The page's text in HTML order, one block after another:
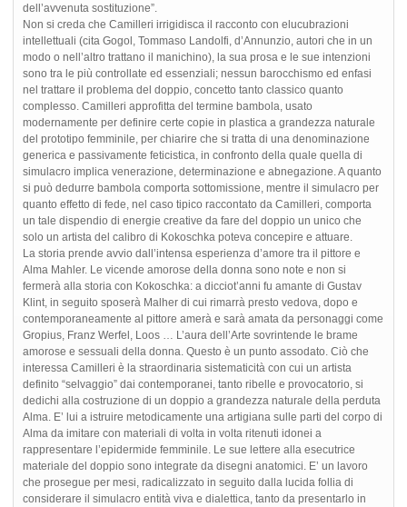
dell’avvenuta sostituzione”.
Non si creda che Camilleri irrigidisca il racconto con elucubrazioni
intellettuali (cita Gogol, Tommaso Landolfi, d’Annunzio, autori che in un
modo o nell’altro trattano il manichino), la sua prosa e le sue intenzioni
sono tra le più controllate ed essenziali; nessun barocchismo ed enfasi
nel trattare il problema del doppio, concetto tanto classico quanto
complesso. Camilleri approfitta del termine bambola, usato
modernamente per definire certe copie in plastica a grandezza naturale
del prototipo femminile, per chiarire che si tratta di una denominazione
generica e passivamente feticistica, in confronto della quale quella di
simulacro implica venerazione, determinazione e abnegazione. A quanto
si può dedurre bambola comporta sottomissione, mentre il simulacro per
quanto effetto di fede, nel caso tipico raccontato da Camilleri, comporta
un tale dispendio di energie creative da fare del doppio un unico che
solo un artista del calibro di Kokoschka poteva concepire e attuare.
La storia prende avvio dall’intensa esperienza d’amore tra il pittore e
Alma Mahler. Le vicende amorose della donna sono note e non si
fermerà alla storia con Kokoschka: a dicciot’anni fu amante di Gustav
Klint, in seguito sposerà Malher di cui rimarrà presto vedova, dopo e
contemporaneamente al pittore amerà e sarà amata da personaggi come
Gropius, Franz Werfel, Loos … L’aura dell’Arte sovrintende le brame
amorose e sessuali della donna. Questo è un punto assodato. Ciò che
interessa Camilleri è la straordinaria sistematicità con cui un artista
definito “selvaggio” dai contemporanei, tanto ribelle e provocatorio, si
dedichi alla costruzione di un doppio a grandezza naturale della perduta
Alma. E’ lui a istruire metodicamente una artigiana sulle parti del corpo di
Alma da imitare con materiali di volta in volta ritenuti idonei a
rappresentare l’epidermide femminile. Le sue lettere alla esecutrice
materiale del doppio sono integrate da disegni anatomici. E’ un lavoro
che prosegue per mesi, radicalizzato in seguito dalla lucida follia di
considerare il simulacro entità viva e dialettica, tanto da presentarlo in